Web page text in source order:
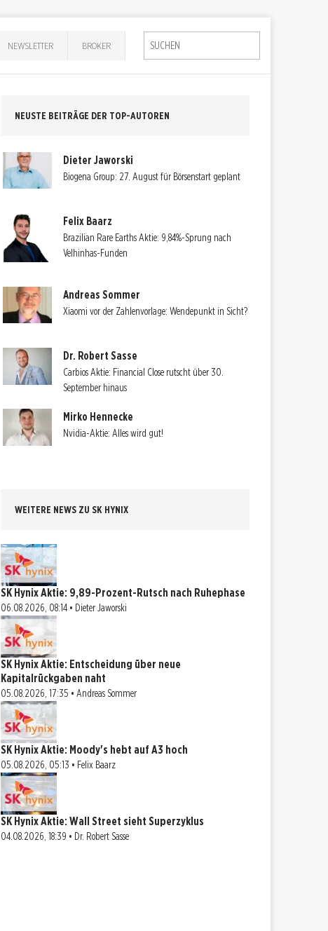
NEWSLETTER BROKER
NEUSTE BEITRÄGE DER TOP-AUTOREN
Dieter Jaworski
Biogena Group: 27. August für Börsenstart geplant
Felix Baarz
Brazilian Rare Earths Aktie: 9,84%-Sprung nach
Velhinhas-Funden
Andreas Sommer
Xiaomi vor der Zahlenvorlage: Wendepunkt in Sicht?
Dr. Robert Sasse
Carbios Aktie: Financial Close rutscht über 30.
September hinaus
Mirko Hennecke
Nvidia-Aktie: Alles wird gut!
WEITERE NEWS ZU SK HYNIX
SK Hynix Aktie: 9,89-Prozent-Rutsch nach Ruhephase
06.08.2026, 08:14 • Dieter Jaworski
SK Hynix Aktie: Entscheidung über neue
Kapitalrückgaben naht
05.08.2026, 17:35 • Andreas Sommer
SK Hynix Aktie: Moody's hebt auf A3 hoch
05.08.2026, 05:13 • Felix Baarz
SK Hynix Aktie: Wall Street sieht Superzyklus
04.08.2026, 18:39 • Dr. Robert Sasse